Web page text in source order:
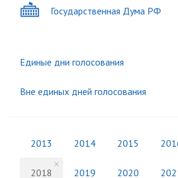
Государственная Дума РФ
Единые дни голосования
Вне единых дней голосования
2013 2014 2015
2018 2019 2020